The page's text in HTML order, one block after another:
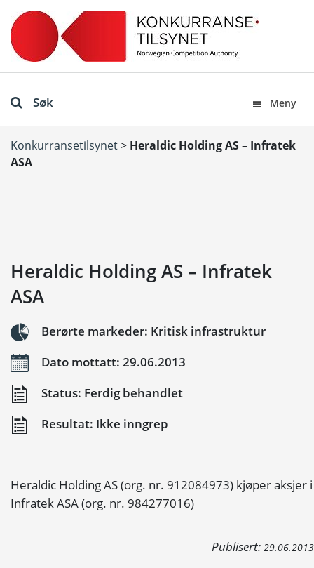
Søk Meny
Konkurransetilsynet> Heraldic Holding AS – Infratek
ASA
Heraldic Holding AS – Infratek
ASA
Berørte markeder: Kritisk infrastruktur
Dato mottatt: 29.06.2013
Status: Ferdig behandlet
Resultat: Ikke inngrep
Heraldic Holding AS (org. nr. 912084973) kjøper aksjer i
Infratek ASA (org. nr. 984277016)
Publisert: 29.06.2013